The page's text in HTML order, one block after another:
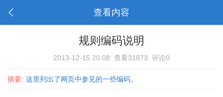
查看内容
规则编码说明
2013-12-15 20:08 查看31873 评论0
摘要: 这里列出了网页中参见的一些编码。